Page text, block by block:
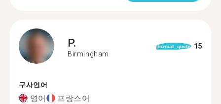
P.
Birmingham
format_quote 15
구사언어
영어 프랑스어